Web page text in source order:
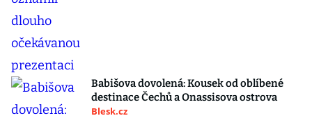
Babišova dovolená: Kousek od oblíbené
destinace Čechů a Onassisova ostrova
Blesk.cz